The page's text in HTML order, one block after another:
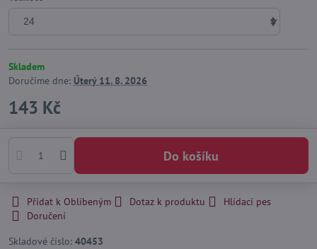
Skladem
Doručíme dne: Úterý11. 8. 2026
143 Kč
Do košíku
Přidat k Oblíbeným Dotaz k produktu
Hlídací pes
Doručení
Skladové číslo: 40453